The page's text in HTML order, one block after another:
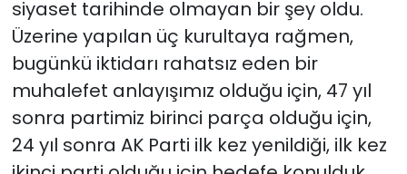
siyaset tarihinde olmayan bir şey oldu.
Üzerine yapılan üç kurultaya rağmen,
bugünkü iktidarı rahatsız eden bir
muhalefet anlayışımız olduğu için, 47 yıl
sonra partimiz birinci parça olduğu için,
24 yıl sonra AK Parti ilk kez yenildiği, ilk kez